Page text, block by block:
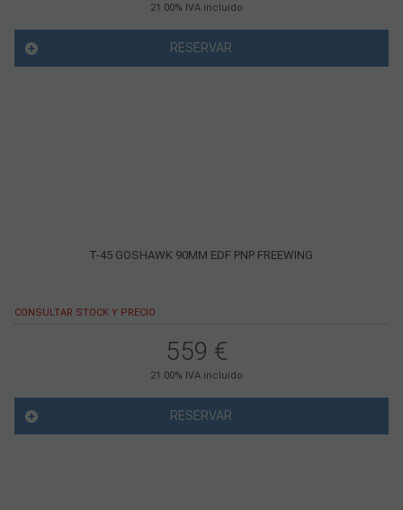
21.00% IVA incluido
RESERVAR
T-45 GOSHAWK 90MM EDF PNP FREEWING
CONSULTAR STOCK Y PRECIO
559 €
21.00% IVA incluido
RESERVAR